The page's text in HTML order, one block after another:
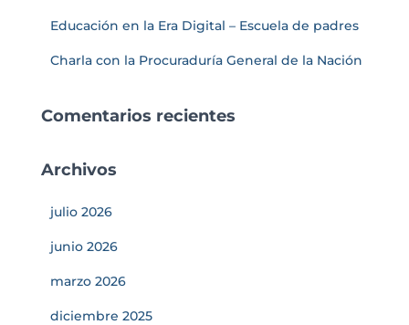
Educación en la Era Digital – Escuela de padres
Charla con la Procuraduría General de la Nación
Comentarios recientes
Archivos
julio 2026
junio 2026
marzo 2026
diciembre 2025